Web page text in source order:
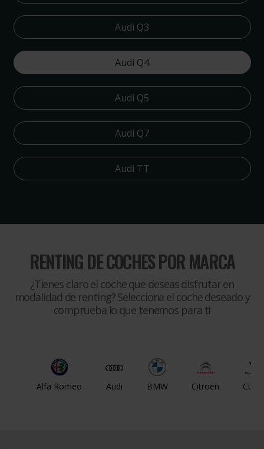
Audi Q3
Audi Q4
Audi Q5
Audi Q7
Audi TT
RENTING DE COCHES POR MARCA
¿Tienes claro el coche que deseas disfrutar en
modalidad de renting? Selecciona el coche deseado y
comprueba lo que tenemos para ti
Alfa Romeo Audi BMW Citroën